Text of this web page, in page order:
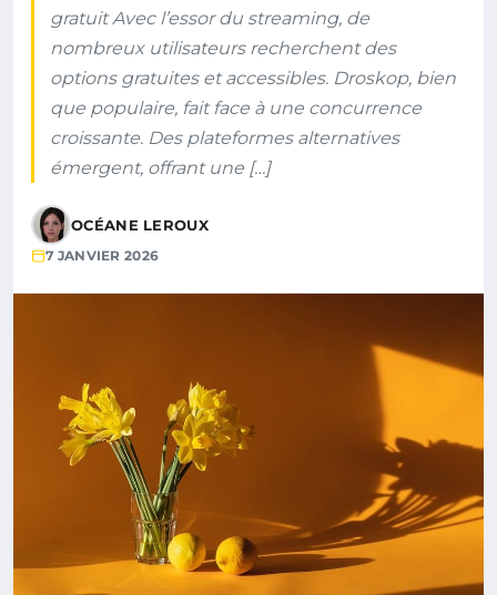
gratuit Avec l’essor du streaming, de
nombreux utilisateurs recherchent des
options gratuites et accessibles. Droskop, bien
que populaire, fait face à une concurrence
croissante. Des plateformes alternatives
émergent, offrant une […]
OCÉANE LEROUX
7 JANVIER 2026